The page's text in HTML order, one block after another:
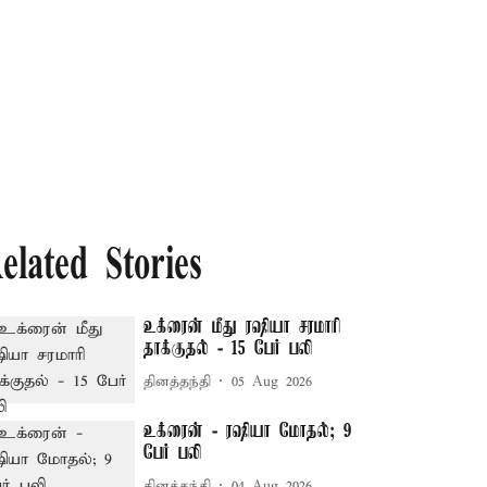
Stories
உக்ரைன் மீது ரஷியா சரமாரி
தாக்குதல் - 15 பேர் பலி
தினத்தந்தி 05 Aug 2026
உக்ரைன் - ரஷியா மோதல்; 9
பேர் பலி